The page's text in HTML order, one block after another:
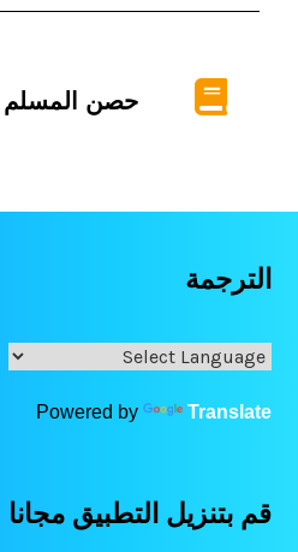
حصن المسلم
الترجمة
Powered by Translate
قم بتنزيل التطبيق مجانا